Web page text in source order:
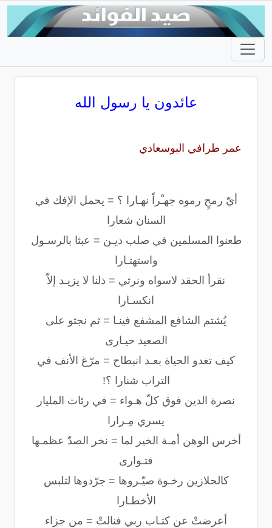
عائدون يا رسول الله
عمر طرافي البوسعادي
أيّ رمحٍ رموه جهـْراً نهـارا ؟ = يحمل الإفك في
السنان شعارا
طعنوا المسلمين في صلب ديـن = عبثا بالرسـول
واستهتـارا
نقرأ الحقد لاسواه ونرثي = ذلنا لا يزيـد إلاّ
انكسـارا
يُشتم الشافع المشفع فينـا = ثم نجثو على
الصعيد حيـارى
كيف تغدو الحياة بعـد انبطاح = مرّغ الأنف في
التراب شنارا ؟!
نصرة الدين فوق كلّ هـواء = في رئات المليار
يسري مِـرارا
أخرس الوهن أمـة الخير لما = نخر الصدّ عظمـها
فتـوارى
كالحلازين رخـوة صيّـروها = جرّدوها لتلبس
الأخطـارا
أعرضتْ عن كتـاب ربي فنالتْ = من جزاء